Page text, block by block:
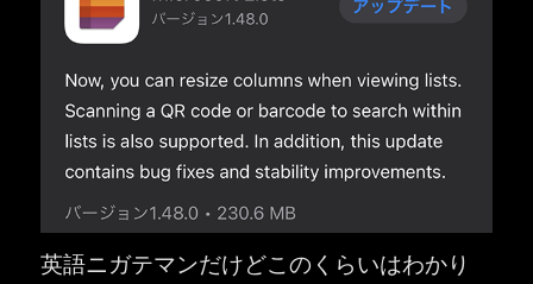
英語ニガテマンだけどこのくらいはわかり